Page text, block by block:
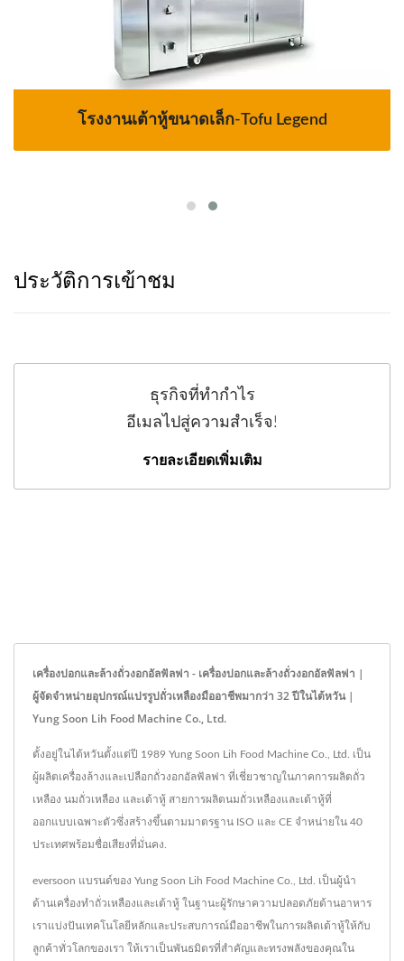
โรงงานเต้าหู้ขนาดเล็ก-Tofu Legend
ประวัติการเข้าชม
ธุรกิจที่ทำกำไร
อีเมลไปสู่ความสำเร็จ!
รายละเอียดเพิ่มเติม
เครื่องปอกและล้างถั่วงอกอัลฟัลฟา - เครื่องปอกและล้างถั่วงอกอัลฟัลฟา |
ผู้จัดจำหน่ายอุปกรณ์แปรรูปถั่วเหลืองมืออาชีพมากว่า 32 ปีในไต้หวัน |
Yung Soon Lih Food Machine Co., Ltd.
ตั้งอยู่ในไต้หวันตั้งแต่ปี 1989 Yung Soon Lih Food Machine Co., Ltd. เป็น
ผู้ผลิตเครื่องล้างและเปลือกถั่วงอกอัลฟัลฟา ที่เชี่ยวชาญในภาคการผลิตถั่ว
เหลือง นมถั่วเหลือง และเต้าหู้ สายการผลิตนมถั่วเหลืองและเต้าหู้ที่
ออกแบบเฉพาะตัวซึ่งสร้างขึ้นตามมาตรฐาน ISO และ CE จำหน่ายใน 40
ประเทศพร้อมชื่อเสียงที่มั่นคง.
eversoon แบรนด์ของ Yung Soon Lih Food Machine Co., Ltd. เป็นผู้นำ
ด้านเครื่องทำถั่วเหลืองและเต้าหู้ ในฐานะผู้รักษาความปลอดภัยด้านอาหาร
เราแบ่งปันเทคโนโลยีหลักและประสบการณ์มืออาชีพในการผลิตเต้าหู้ให้กับ
ลูกค้าทั่วโลกของเรา ให้เราเป็นพันธมิตรที่สำคัญและทรงพลังของคุณใน